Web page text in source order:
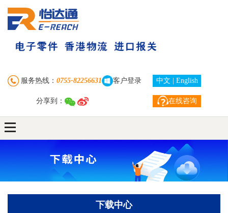
服务热线： 0755-82256631 客户登录
分享到：
中文 English
在线咨询
业务中心
订单查询
下载中心